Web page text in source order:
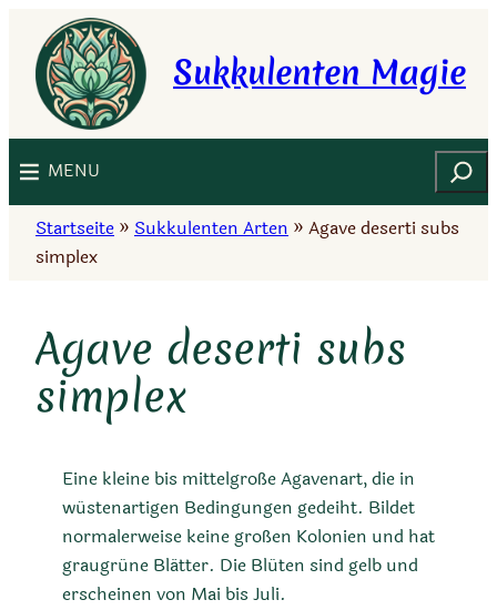
Inhalt
springen
Sukkulenten Magie
MENU Suchen
Startseite » Sukkulenten Arten » Agave deserti subs
simplex
Agave deserti subs
simplex
Eine kleine bis mittelgroße Agavenart, die in
wüstenartigen Bedingungen gedeiht. Bildet
normalerweise keine großen Kolonien und hat
graugrüne Blätter. Die Blüten sind gelb und
erscheinen von Mai bis Juli.